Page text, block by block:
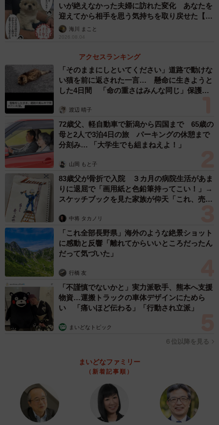
3/11
割り込みしたうえに作者への文句を言い続ける男性（サマ子さん提供）
ると、男性は威圧的な態度で「優先してくんね？ 俺、これ
1個買いたいだけなんだわ」と言います。さらに男性は、作
者のカゴに入った商品の多さや、子どもの泣き声について
も次々と文句を言いはじめました。
あまりの態度にサマ子さんが呆然としていると、その男性
の背後にただならぬ気配が。そこには、怒りの表情を浮か
べた女性店員が立っていました。店員は男性に向かって、
「アンタ…割り込むんじゃないよ！」と言いながら男性を
睨みつけます。
いが絶えなかった夫婦に訪れた変化 あなたを
迎えてから相手を思う気持ちを取り戻せた【漫
画】海川 まこと
2026.08.04
アクセスランキング
「そのままにしといてください」道路で動けな
い猫を前に返された一言… 懸命に生きようと
した4日間 「命の重さはみんな同じ」保護団
渡辺 晴子
72歳父、軽自動車で新潟から四国まで 65歳の
母と2人で3泊4日の旅 パーキングの休憩まで
分刻み… 「大学生でも組まねえよ！」
山岡 もと子
83歳父が骨折で入院 ３カ月の病院生活があま
りに退屈で「画用紙と色鉛筆持ってこい！」→
スケッチブックを見た家族が仰天「これ、売れ
中将 タカノリ
「これ全部長野県」海外のような絶景ショット
に感動と反響「離れてからいいところだったん
だって気づいた」
行橋 友
「不謹慎でないかと」実力派歌手、熊本へ支援
物資…運搬トラックの車体デザインにためら
い 「痛いほど伝わる」「行動され立派」
まいどなトピック
６位以降を見る
まいどなファミリー
（新着記事順）